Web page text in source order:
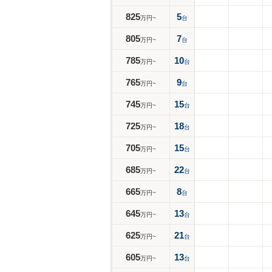
825万円~ 5台
805万円~ 7台
785万円~ 10台
765万円~ 9台
745万円~ 15台
725万円~ 18台
705万円~ 15台
685万円~ 22台
665万円~ 8台
645万円~ 13台
625万円~ 21台
605万円~ 13台